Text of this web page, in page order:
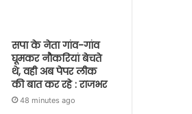
सपा के नेता गांव-गांव
घूमकर नौकरियां बेचते
थे, वही अब पेपर लीक
की बात कर रहे : राजभर
48 minutes ago